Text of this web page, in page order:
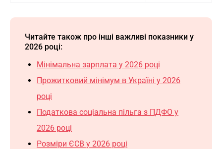
Читайте також про інші важливі показники у
2026 році:
Мінімальна зарплата у 2026 році
Прожитковий мінімум в Україні у 2026
році
Податкова соціальна пільга з ПДФО у
2026 році
Розміри ЄСВ у 2026 році